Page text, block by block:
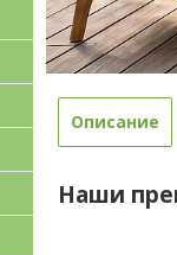
Описание
Наши